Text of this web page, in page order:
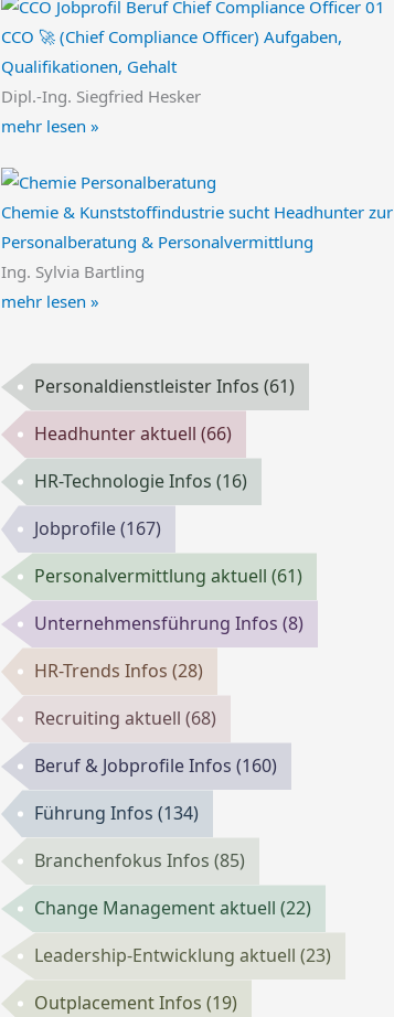
CCO 🚀 (Chief Compliance Officer) Aufgaben,
Qualifikationen, Gehalt
Dipl.-Ing. Siegfried Hesker
mehr lesen »
Chemie & Kunststoffindustrie sucht Headhunter zur
Personalberatung & Personalvermittlung
Ing. Sylvia Bartling
mehr lesen »
Personaldienstleister Infos (61)
Headhunter aktuell (66)
HR-Technologie Infos (16)
Jobprofile(167)
Personalvermittlung aktuell (61)
Unternehmensführung Infos (8)
HR-Trends Infos (28)
Recruiting aktuell (68)
Beruf & Jobprofile Infos (160)
Führung Infos (134)
Branchenfokus Infos (85)
Change Management aktuell (22)
Leadership-Entwicklung aktuell (23)
Outplacement Infos (19)